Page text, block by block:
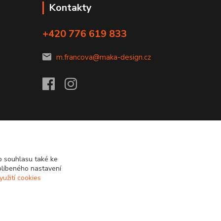
Kontakty
+420 776 619 833
m.francova@maka-design.cz
souhlasu také ke
nastavení
cookies